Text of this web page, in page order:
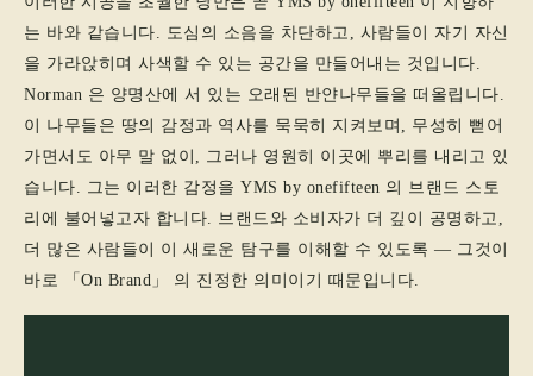
는 바와 같습니다. 도심의 소음을 차단하고, 사람들이 자기 자신
을 가라앉히며 사색할 수 있는 공간을 만들어내는 것입니다.
Norman 은 양명산에 서 있는 오래된 반얀나무들을 떠올립니다.
이 나무들은 땅의 감정과 역사를 묵묵히 지켜보며, 무성히 뻗어
가면서도 아무 말 없이, 그러나 영원히 이곳에 뿌리를 내리고 있
습니다. 그는 이러한 감정을 YMS by onefifteen 의 브랜드 스토
리에 불어넣고자 합니다. 브랜드와 소비자가 더 깊이 공명하고,
더 많은 사람들이 이 새로운 탐구를 이해할 수 있도록 ― 그것이
바로 「On Brand」 의 진정한 의미이기 때문입니다.